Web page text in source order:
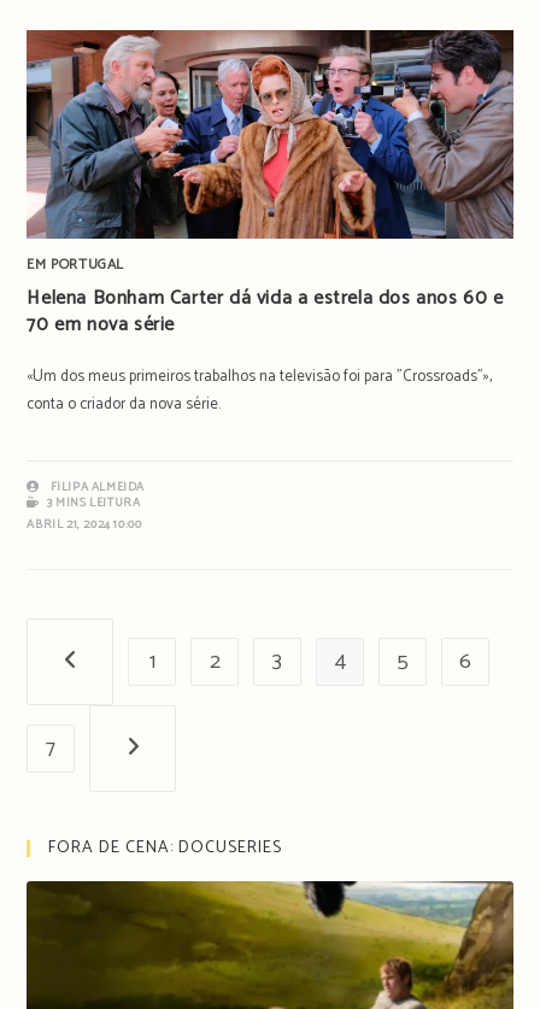
EM PORTUGAL
Helena Bonham Carter dá vida a estrela dos anos 60 e
70 em nova série
«Um dos meus primeiros trabalhos na televisão foi para "Crossroads"»,
conta o criador da nova série.
FILIPA ALMEIDA
3 MINS LEITURA
ABRIL 21, 2024 10:00
Página anterior
1 2 3 4 5 6
7 Próxima página
FORA DE CENA: DOCUSERIES